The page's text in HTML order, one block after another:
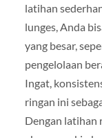
latihan
lunges, Anda
yang besar,
pengelolaan
Ingat,
ringan ini
Dengan latihan